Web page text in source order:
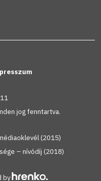
jog fenntartva.
(2015)
– nívódíj (2018)
by